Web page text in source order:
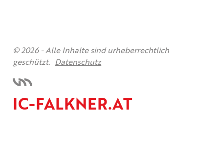
© 2026 -Alle Inhalte sind urheberrechtlich
geschützt.
Datenschutz
IC-FALKNER.AT